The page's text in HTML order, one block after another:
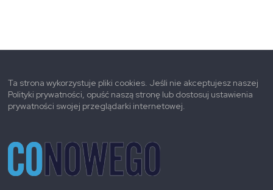
Ta strona wykorzystuje pliki cookies. Jeśli nie akceptujesz naszej
Polityki prywatności, opuść naszą stronę lub dostosuj ustawienia
prywatności swojej przeglądarki internetowej.